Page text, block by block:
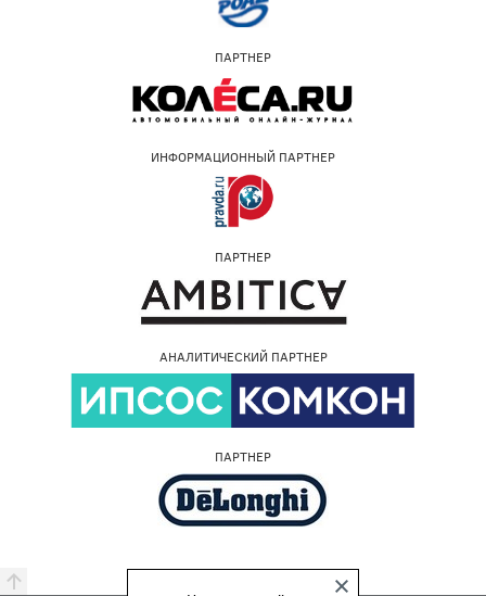
ПАРТНЕР
ИНФОРМАЦИОННЫЙ ПАРТНЕР
ПАРТНЕР
АНАЛИТИЧЕСКИЙ ПАРТНЕР
ПАРТНЕР